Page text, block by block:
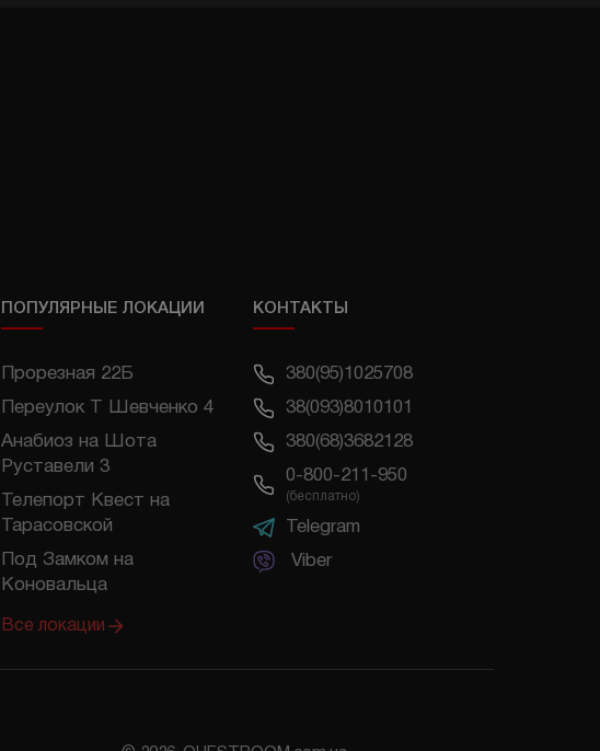
ПОПУЛЯРНЫЕ ЛОКАЦИИ
Прорезная 22Б
Переулок Т Шевченко 4
Анабиоз на Шота
Руставели 3
Телепорт Квест на
Тарасовской
Под Замком на
Коновальца
Все локации
КОНТАКТЫ
380(95)1025708
38(093)8010101
380(68)3682128
0-800-211-950
(бесплатно)
Telegram
Viber